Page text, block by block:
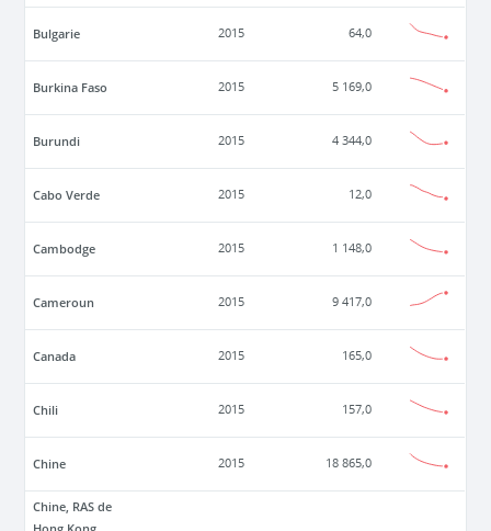
Bulgarie 2015 64,0
Burkina Faso 2015 5 169,0
Burundi 2015 4 344,0
Cabo Verde 2015 12,0
Cambodge 2015 1 148,0
Cameroun 2015 9 417,0
Canada 2015 165,0
Chili 2015 157,0
Chine 2015 18 865,0
Chine, RAS de